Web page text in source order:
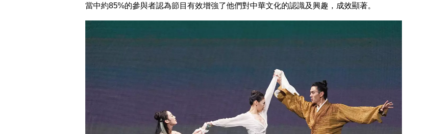
當中約85%的參與者認為節目有效增強了他們對中華文化的認識及興趣，成效顯著。